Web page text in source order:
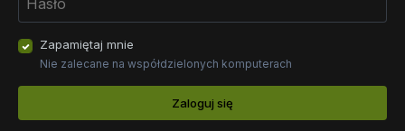
Zapamiętaj mnie
Nie zalecane na współdzielonych komputerach
Zaloguj się